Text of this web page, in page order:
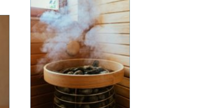
sjögrävning. Dessa
barriärer hjälper till att
minska grumling och
sp...